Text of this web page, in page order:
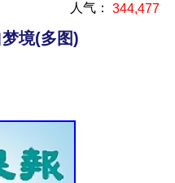
人气： 344,477
境(多图)